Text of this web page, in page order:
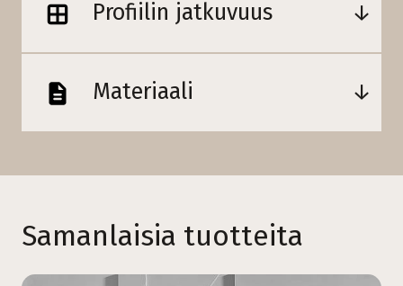
Profiilin jatkuvuus
Materiaali
Samanlaisia tuotteita